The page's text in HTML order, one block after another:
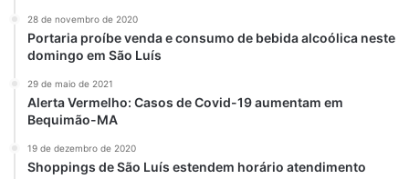
28 de novembro de 2020
Portaria proíbe venda e consumo de bebida alcoólica neste
domingo em São Luís
29 de maio de 2021
Alerta Vermelho: Casos de Covid-19 aumentam em
Bequimão-MA
19 de dezembro de 2020
Shoppings de São Luís estendem horário atendimento